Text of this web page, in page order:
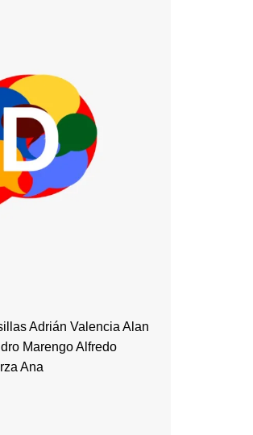
Adrián Valencia Alan
Marengo Alfredo
Ana